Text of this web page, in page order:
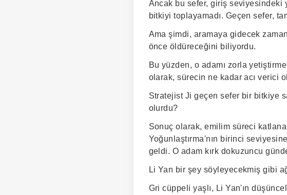
Ancak bu sefer, giriş
bitkiyi toplayamadı. Geçen sefer,
Ama şimdi, aramaya gidecek
önce öldüreceğini biliyordu.
Bu yüzden, o adamı zorla
olarak, sürecin ne kadar acı verici
Stratejist Ji geçen sefer bir bitkiye
olurdu?
Sonuç olarak, emilim süreci
Yoğunlaştırma'nın birinci
geldi. O adam kırk dokuzuncu
Li Yan bir şey söyleyecekmiş gibi
Gri cüppeli yaşlı, Li Yan'ın